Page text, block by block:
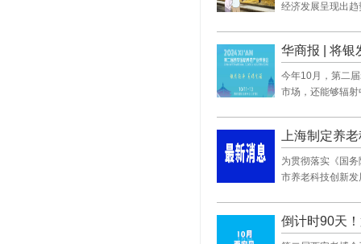
经济发展呈现出
华商报 | 将银
今年10月，第二
市场，还能够辐
上海制定养
为贯彻落实《国
市养老科技创新
倒计时90天